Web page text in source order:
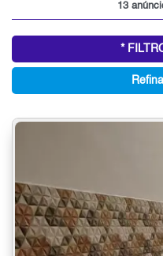
13
*